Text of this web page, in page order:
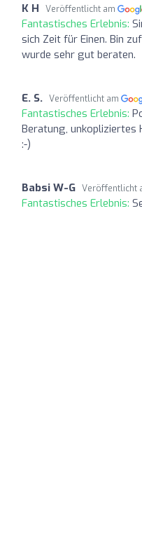
K H Veröffentlicht am
Fantastisches Erlebnis:
sich Zeit für Einen. Bin
wurde sehr gut beraten.
E. S. Veröffentlicht am
Fantastisches Erlebnis:
Beratung, unkopliziertes
:-)
Babsi W-G Veröffentlicht
Fantastisches Erlebnis: